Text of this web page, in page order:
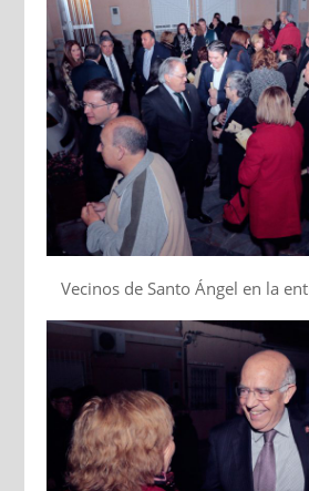
Vecinos de Santo Ángel en la